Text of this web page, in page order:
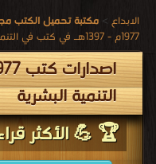
الابداع > مكتبة تحميل الكتب
1977م - 1397هـ في كتب في التنمية البشرية
التنمية البشرية
🏆 💪 الأكثر قراءة